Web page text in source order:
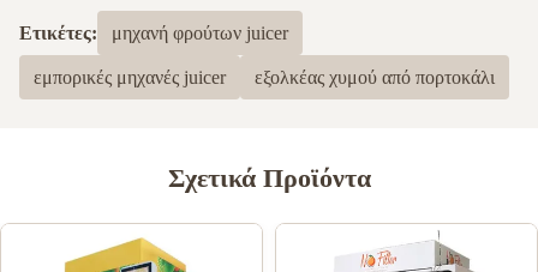
Ετικέτες: μηχανή φρούτων juicer
εμπορικές μηχανές juicer εξολκέας χυμού από πορτοκάλι
Σχετικά Προϊόντα